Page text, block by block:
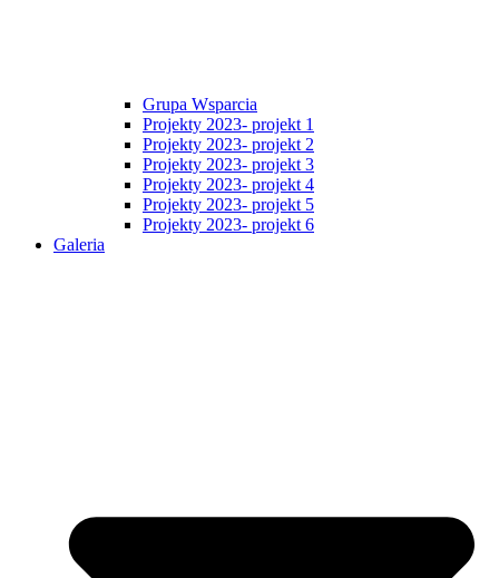
Grupa Wsparcia
Projekty 2023- projekt 1
Projekty 2023- projekt 2
Projekty 2023- projekt 3
Projekty 2023- projekt 4
Projekty 2023- projekt 5
Projekty 2023- projekt 6
Galeria